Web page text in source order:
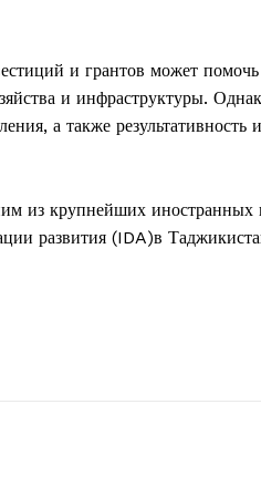
и грантов может
и инфраструктуры.
а также результативность
из крупнейших иностранных
развития (IDA)в